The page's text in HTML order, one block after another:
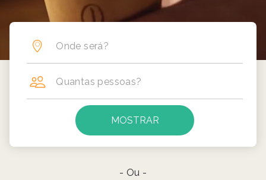
Onde será?
Quantas pessoas?
- Ou -